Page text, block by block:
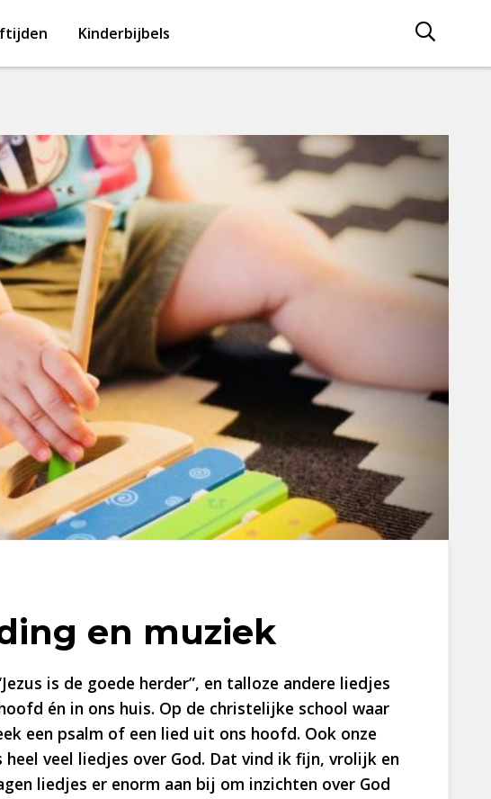
Kinderbijbels
en muziek
is de goede herder”, en talloze andere liedjes
én in ons huis. Op de christelijke school waar
een psalm of een lied uit ons hoofd. Ook onze
veel liedjes over God. Dat vind ik fijn, vrolijk en
liedjes er enorm aan bij om inzichten over God